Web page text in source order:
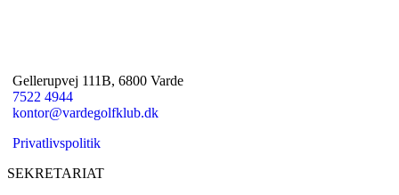
Gellerupvej 111B, 6800 Varde
7522 4944
kontor@vardegolfklub.dk
Privatlivspolitik
SEKRETARIAT